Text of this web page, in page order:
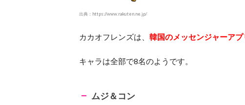
出典：https://www.rakuten.ne.jp/
カカオフレンズは、 韓国のメッセンジャーア
キャラは全部で8名のようです。
ムジ＆コン